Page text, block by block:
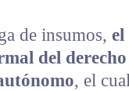
de insumos, el
del
, el